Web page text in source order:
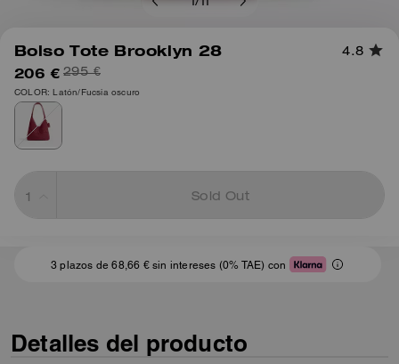
/
Bolso Tote Brooklyn 28 4.8
206 € 295 €
COLOR: Latón/Fucsia oscuro
Sold Out
3 plazos de 68,66 € sin intereses (0% TAE) con
Detalles del producto